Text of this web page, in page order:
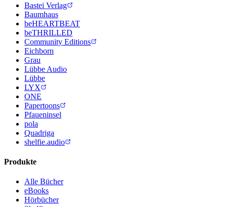
Bastei Verlag
Baumhaus
beHEARTBEAT
beTHRILLED
Community Editions
Eichborn
Grau
Lübbe Audio
Lübbe
LYX
ONE
Papertoons
Pfaueninsel
pola
Quadriga
shelfie.audio
Produkte
Alle Bücher
eBooks
Hörbücher